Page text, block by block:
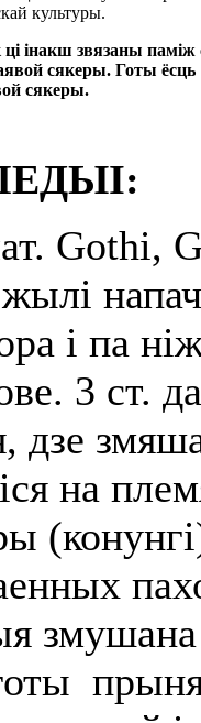
культуры.
інакш звязаны паміж
сякеры. Готы ёсць
сякеры.
Gothi,
жылі
і па
3 ст.
на